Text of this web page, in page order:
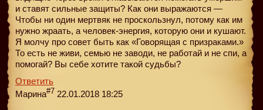
и ставят сильные защиты? Как они выражаются —
Чтобы ни один мертвяк не проскользнул, потому как им
нужно жраать, а человек-энергия, которую они и кушают.
Я молчу про совет быть как «Говорящая с призраками.»
То есть не живи, семью не заводи, не работай и не спи, а
помогай? Вы себе хотите такой судьбы?
Ответить
Марина#7 22.01.2018 18:25